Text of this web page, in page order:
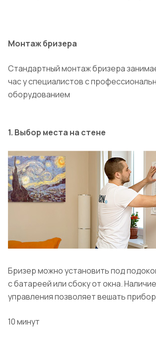
Монтаж бризера
Стандартный монтаж бризера
час у специалистовс
оборудованием
1. Выбор места на стене
Бризер можно установить под
с батареей или сбоку от окна.
управления позволяет вешать
10 минут